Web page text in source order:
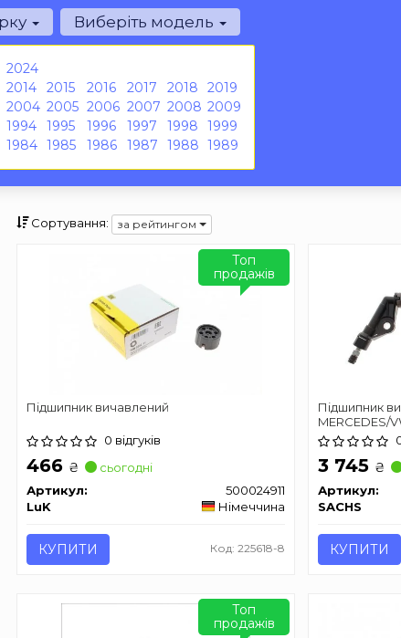
2024
2014 2015 2016 2017 2018
2019
2004 2005 2006 2007 2008 2009
1994 1995 1996 1997 1998
1999
1984 1985 1986 1987 1988 1989
Виберіть модель
Сортування: за рейтингом
Підшипник вичавлений
0 відгуків
466 ₴
сьогодні
Артикул:
500024911
LuK
Німеччина
КУПИТИ Код: 225618-8
Топ
продажів
Підшипник
MERCEDES/
Class/
3 745 ₴
Артикул:
SACHS
КУПИТИ
Топ
продажів